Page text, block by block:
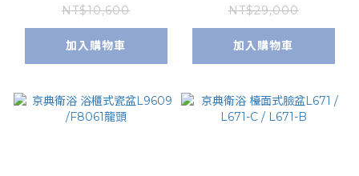
NT$10,600
加入購物車
NT$29,000
加入購物車